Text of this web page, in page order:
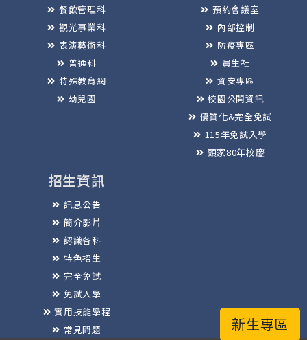
新生專區
餐飲管理科
觀光事業科
表演藝術科
普通科
特殊教育網
幼兒園
預約會議室
內部控制
防疫專區
員生社
資安專區
校園公開資訊
優質化&完全免試
115年免試入學
頭家80年校慶
招生資訊
訊息公告
簡介影片
認識各科
特色招生
完全免試
免試入學
實用技能學程
常見問題